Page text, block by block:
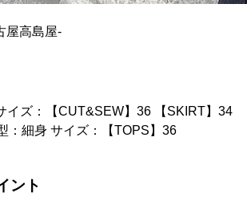
屋高島屋-
イズ：【CUT&SEW】36 【SKIRT】34
：細身 サイズ：【TOPS】36
ント